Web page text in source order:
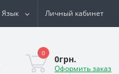
Язык Личный кабинет
0
0грн.
Оформить заказ